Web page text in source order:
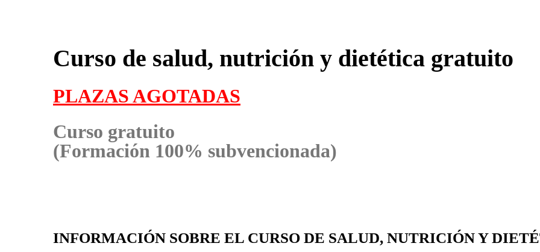
Curso de salud, nutrición y dietética gratuito
PLAZAS AGOTADAS
Curso gratuito
(Formación 100% subvencionada)
INFORMACIÓN SOBRE EL CURSO DE SALUD, NUTRICIÓN Y